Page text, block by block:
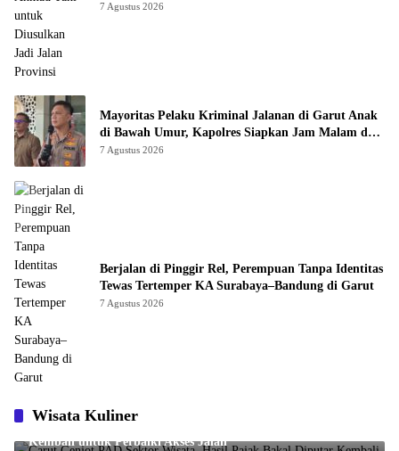
7 Agustus 2026
Mayoritas Pelaku Kriminal Jalanan di Garut Anak
di Bawah Umur, Kapolres Siapkan Jam Malam dan
“Police Go to School”
7 Agustus 2026
Berjalan di Pinggir Rel, Perempuan Tanpa Identitas
Tewas Tertemper KA Surabaya–Bandung di Garut
7 Agustus 2026
Wisata Kuliner
Garut Genjot PAD Sektor Wisata, Hasil Pajak Bakal Diputar
Kembali untuk Perbaiki Akses Jalan